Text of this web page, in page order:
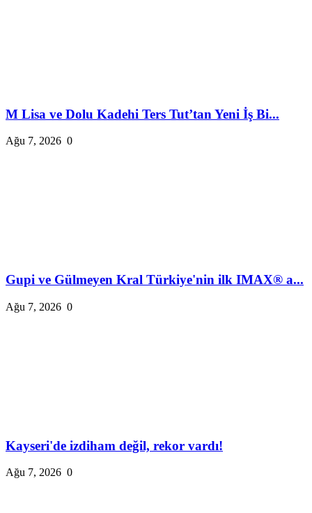
M Lisa ve Dolu Kadehi Ters Tut’tan Yeni İş Bi...
Ağu 7, 2026 0
Gupi ve Gülmeyen Kral Türkiye'nin ilk IMAX® a...
Ağu 7, 2026 0
Kayseri'de izdiham değil, rekor vardı!
Ağu 7, 2026 0